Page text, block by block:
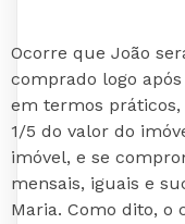
Ocorre que João
comprado logo
em termos práticos,
1/5 do valor do
imóvel, e se
mensais, iguais e
Maria. Como dito, o